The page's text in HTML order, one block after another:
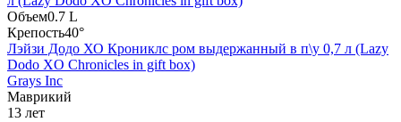
Объем0.7 L
Крепость40°
Лэйзи Додо ХО Крониклс ром выдержанный в п\у 0,7 л (Lazy
Dodo XO Chronicles in gift box)
Grays Inc
Маврикий
13 лет